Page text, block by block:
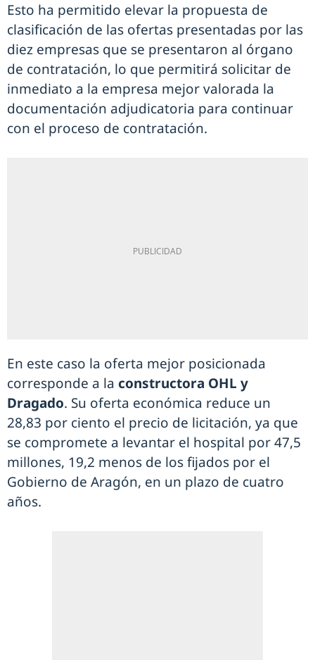
Esto ha permitido elevar la propuesta de
clasificación de las ofertas presentadas por las
diez empresas que se presentaron al órgano
de contratación, lo que permitirá solicitar de
inmediato a la empresa mejor valorada la
documentación adjudicatoria para continuar
con el proceso de contratación.
En este caso la oferta mejor posicionada
corresponde a la constructora OHL y
Dragado. Su oferta económica reduce un
28,83 por ciento el precio de licitación, ya que
se compromete a levantar el hospital por 47,5
millones, 19,2 menos de los fijados por el
Gobierno de Aragón, en un plazo de cuatro
años.